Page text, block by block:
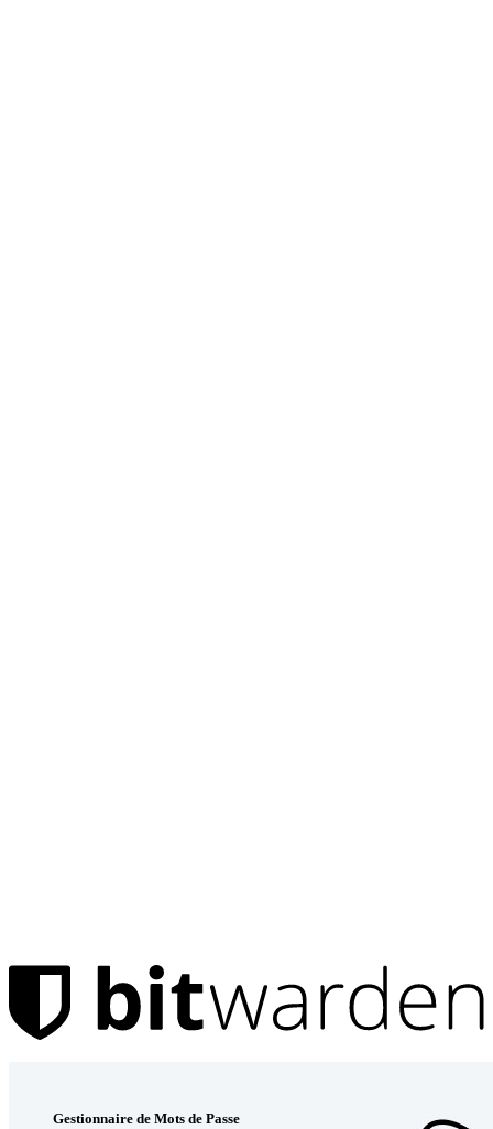
Gestionnaire de Mots de Passe